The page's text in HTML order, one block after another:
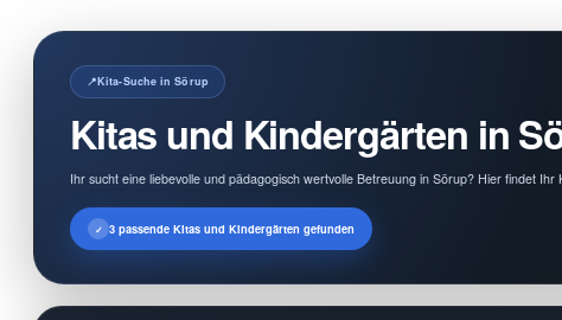
Kita-Suche in Sörup
Kitas und Kindergärten in
Ihr sucht eine liebevolle und pädagogisch wertvolle Betreuung in Sörup? Hier findet
3 passende Kitas und Kindergärten gefunden